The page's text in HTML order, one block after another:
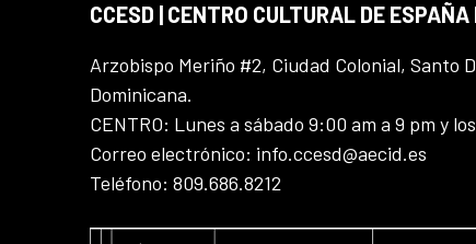
CCESD | CENTRO CULTURAL DE
Arzobispo Meriño #2, Ciudad Colonial, Santo
Dominicana.
CENTRO: Lunes a sábado 9:00 am a 9 pm y
Correo electrónico: info.ccesd@aecid.es
Teléfono: 809.686.8212